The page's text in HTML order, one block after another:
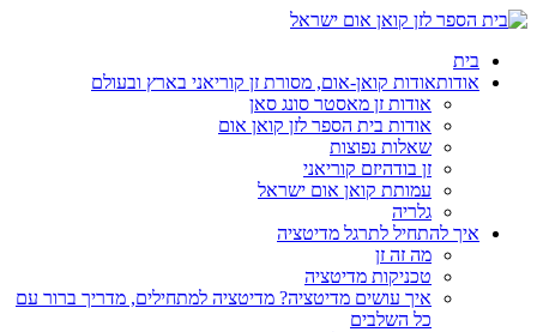
בית
אודותאודות קואן-אום, מסורת זן קוריאני בארץ ובעולם
אודות זן מאסטר סונג סאן
אודות בית הספר לזן קואן אום
שאלות נפוצות
זן בודהיזם קוריאני
עמותת קואן אום ישראל
גלריה
איך להתחיל לתרגל מדיטציה
מה זה זן
טכניקות מדיטציה
איך עושים מדיטציה? מדיטציה למתחילים, מדריך ברור עם
כל השלבים